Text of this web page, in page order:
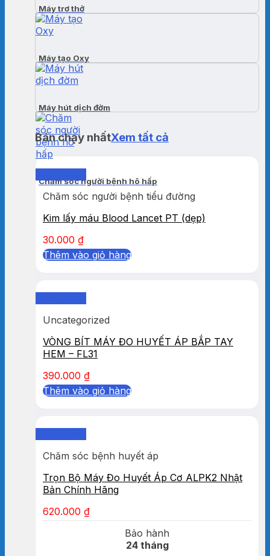
Máy trợ thở
Máy tạo Oxy
Máy hút dịch đờm
Chăm sóc người bệnh hô hấp
Bán chạy nhấtXem tất cả
Chăm sóc người bệnh tiểu đường
Kim lấy máu Blood Lancet PT (dẹp)
30.000 ₫
Thêm vào giỏ hàng
Uncategorized
VÒNG BÍT MÁY ĐO HUYẾT ÁP BẮP TAY
HEM – FL31
390.000 ₫
Thêm vào giỏ hàng
Chăm sóc bệnh huyết áp
Trọn Bộ Máy Đo Huyết Áp Cơ ALPK2 Nhật
Bản Chính Hãng
620.000 ₫
Bảo hành
24 tháng